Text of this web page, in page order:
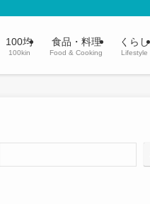
100均
100kin
食品・料理
Food & Cooking
くらし
Lifestyle